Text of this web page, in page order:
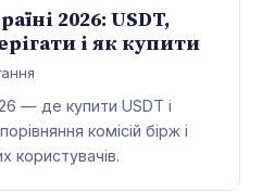
2026: USDT,
і як купити
— де купити USDT і
комісій бірж і
користувачів.